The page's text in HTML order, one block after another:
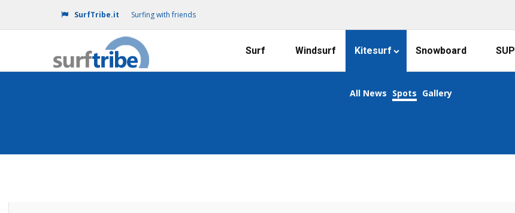
SurfTribe.it Surfing with friends
Surf Windsurf Kitesurf Snowboard SUP
All News Spots Gallery
COOL KITESURFING SPOTS!